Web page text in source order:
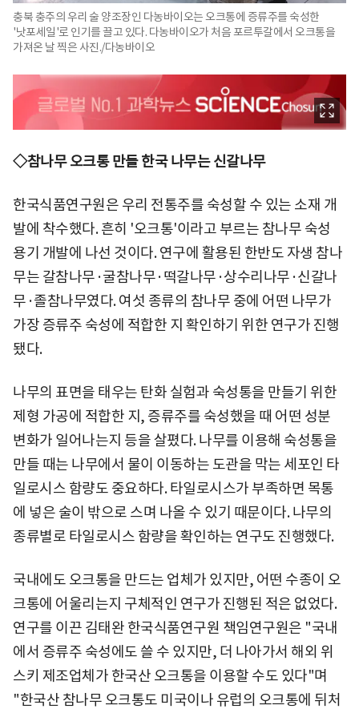
충북 충주의 우리 술 양조장인 다농바이오는 오크통에 증류주를 숙성한
'낫포세일'로 인기를 끌고 있다. 다농바이오가 처음 포르투갈에서 오크통을
가져온 날 찍은 사진./다농바이오
◇참나무 오크통 만들 한국 나무는 신갈나무
한국식품연구원은 우리 전통주를 숙성할 수 있는 소재 개
발에 착수했다. 흔히 '오크통'이라고 부르는 참나무 숙성
용기 개발에 나선 것이다. 연구에 활용된 한반도 자생 참나
무는 갈참나무·굴참나무·떡갈나무·상수리나무·신갈나
무·졸참나무였다. 여섯 종류의 참나무 중에 어떤 나무가
가장 증류주 숙성에 적합한 지 확인하기 위한 연구가 진행
됐다.
나무의 표면을 태우는 탄화 실험과 숙성통을 만들기 위한
제형 가공에 적합한 지, 증류주를 숙성했을 때 어떤 성분
변화가 일어나는지 등을 살폈다. 나무를 이용해 숙성통을
만들 때는 나무에서 물이 이동하는 도관을 막는 세포인 타
일로시스 함량도 중요하다. 타일로시스가 부족하면 목통
에 넣은 술이 밖으로 스며 나올 수 있기 때문이다. 나무의
종류별로 타일로시스 함량을 확인하는 연구도 진행했다.
국내에도 오크통을 만드는 업체가 있지만, 어떤 수종이 오
크통에 어울리는지 구체적인 연구가 진행된 적은 없었다.
연구를 이끈 김태완 한국식품연구원 책임연구원은 "국내
에서 증류주 숙성에도 쓸 수 있지만, 더 나아가서 해외 위
스키 제조업체가 한국산 오크통을 이용할 수도 있다"며
"한국산 참나무 오크통도 미국이나 유럽의 오크통에 뒤처